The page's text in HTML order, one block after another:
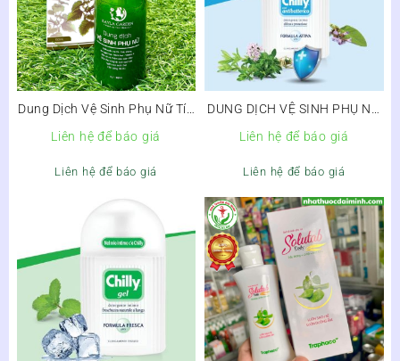
Dung Dịch Vệ Sinh Phụ Nữ Tía
Tô Trầu Không Kayla Garden
150ml
Liên hệ để báo giá
Liên hệ để báo giá
DUNG DỊCH VỆ SINH PHỤ NỮ
CHILLY CON ANTIBATTERICO
– KHÁNG VIÊM, GIẢM NGỨA,
GIẢM MÙI
Liên hệ để báo giá
Liên hệ để báo giá